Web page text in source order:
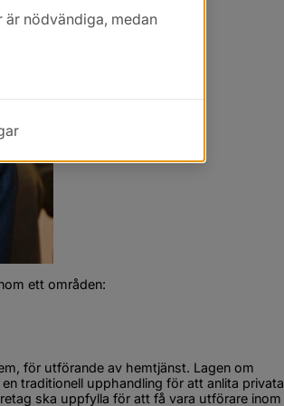
ett områden:
för utförande av hemtjänst. Lagen om
traditionell upphandling för att anlita privata
ska uppfylla för att få vara utförare inom
nödvändiga, medan